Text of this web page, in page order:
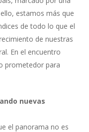
estamos más que
de todo lo que el
de nuestras
En el encuentro
prometedor para
nuevas
el panorama no es